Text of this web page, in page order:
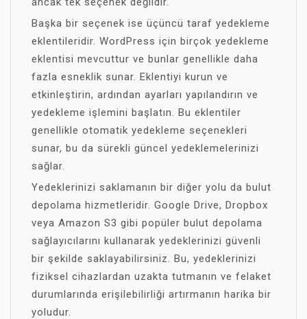
Başka bir seçenek ise üçüncü taraf yedekleme
eklentileridir. WordPress için birçok yedekleme
eklentisi mevcuttur ve bunlar genellikle daha
fazla esneklik sunar. Eklentiyi kurun ve
etkinleştirin, ardından ayarları yapılandırın ve
yedekleme işlemini başlatın. Bu eklentiler
genellikle otomatik yedekleme seçenekleri
sunar, bu da sürekli güncel yedeklemelerinizi
sağlar.
Yedeklerinizi saklamanın bir diğer yolu da bulut
depolama hizmetleridir. Google Drive, Dropbox
veya Amazon S3 gibi popüler bulut depolama
sağlayıcılarını kullanarak yedeklerinizi güvenli
bir şekilde saklayabilirsiniz. Bu, yedeklerinizi
fiziksel cihazlardan uzakta tutmanın ve felaket
durumlarında erişilebilirliği artırmanın harika bir
yoludur.